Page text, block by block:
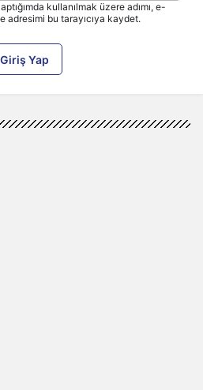
kullanılmak üzere adımı, e-
adresimi bu tarayıcıya kaydet.
Giriş Yap